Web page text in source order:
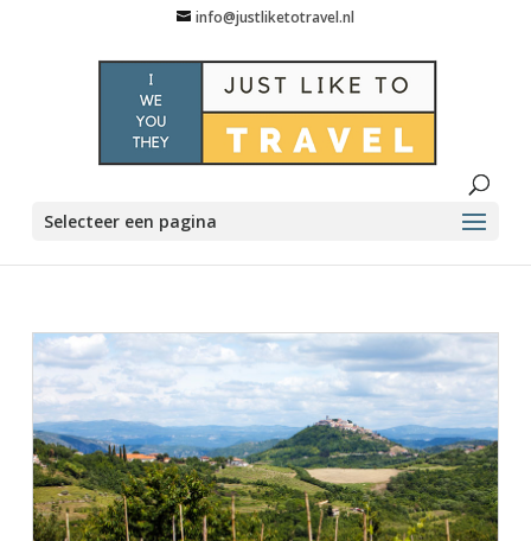
info@justliketotravel.nl
Selecteer een pagina